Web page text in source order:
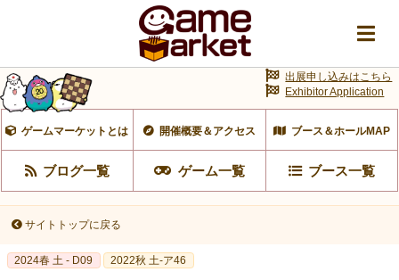
ゲームマーケットとは 開催概要＆アクセス ブース＆ホールMAP
ブログ一覧 ゲーム一覧 ブース一覧
出展申し込みはこちら
Exhibitor Application
サイトトップに戻る
2024春 土 - D09 2022秋 土-ア46